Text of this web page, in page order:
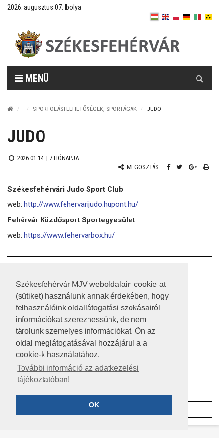
Székesfehérvár MJV weboldalain cookie-at
(sütiket) használunk annak érdekében, hogy
felhasználóink oldallátogatási szokásairól
információkat szerezhessünk, de nem
tárolunk személyes információkat. Ön az
oldal meglátogatásával hozzájárul a a
cookie-k használatához.
További információ az adatkezelési
tájékoztatóban!
OK
2026. augusztus 07. Ibolya
MENÜ
SPORTOLÁSI LEHETŐSÉGEK, SPORTÁGAK JUDO
JUDO
2026.01.14. | 7 HÓNAPJA
MEGOSZTÁS:
Székesfehérvári Judo Sport Club
web: http://www.fehervarijudo.hupont.hu/
Fehérvár Küzdősport Sportegyesület
web: https://www.fehervarbox.hu/
A HONLAP 2017.03.31-I ÁLLAPOTA
JOGI NYILATKOZAT
IMPRESSZUM
MÉDIAAJÁNLAT
KÖZÉRDEKŰ ADATOK
©2023 SZÉKESFEHÉRVÁR MEGYEI JOGÚ VÁROS